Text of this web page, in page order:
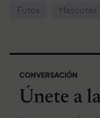
Fotos Mascotas
CONVERSACIÓN
Únete a